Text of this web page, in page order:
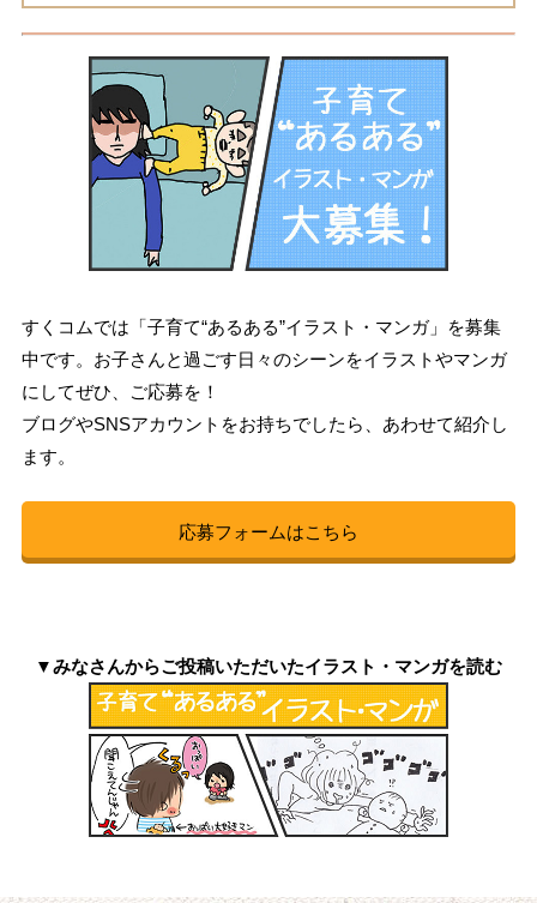
すくコムでは「子育て“あるある”イラスト・マンガ」を募集
中です。お子さんと過ごす日々のシーンをイラストやマンガ
にしてぜひ、ご応募を！
ブログやSNSアカウントをお持ちでしたら、あわせて紹介し
ます。
応募フォームはこちら
▼みなさんからご投稿いただいたイラスト・マンガを読む